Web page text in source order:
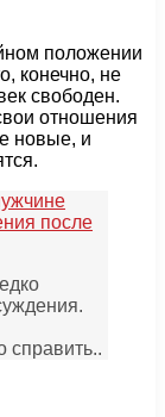
положении
конечно, не
свободен.
отношения
новые, и
после
справить..